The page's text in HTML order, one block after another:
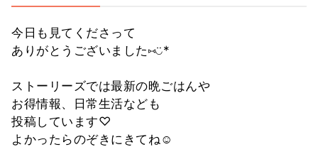
今日も見てくださって
ありがとうございました⑅◡̈*
ストーリーズでは最新の晩ごはんや
お得情報、日常生活なども
投稿しています♡
よかったらのぞきにきてね☺️